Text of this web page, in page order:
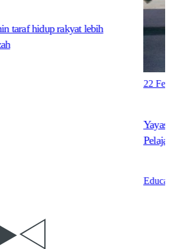
taraf hidup rakyat lebih
22